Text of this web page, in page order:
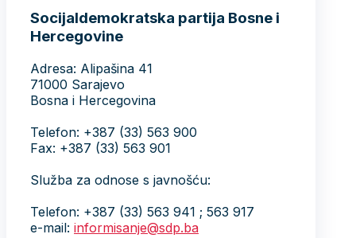
Socijaldemokratska partija Bosne i
Hercegovine
Adresa: Alipašina 41
71000 Sarajevo
Bosna i Hercegovina
Telefon: +387 (33) 563 900
Fax: +387 (33) 563 901
Služba za odnose s javnošću:
Telefon: +387 (33) 563 941 ; 563 917
e-mail: informisanje@sdp.ba